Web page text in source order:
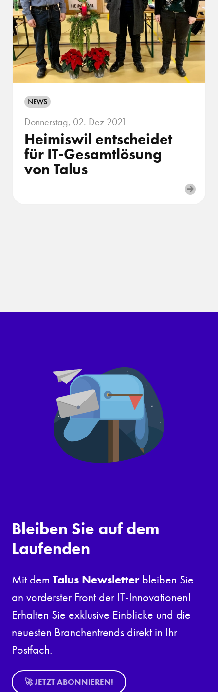
NEWS
Donnerstag, 02. Dez 2021
Heimiswil entscheidet
für IT-Gesamtlösung
von Talus
Bleiben Sie auf dem
Laufenden
Mit dem Talus Newsletter bleiben Sie
an vorderster Front der IT-Innovationen!
Erhalten Sie exklusive Einblicke und die
neuesten Branchentrends direkt in Ihr
Postfach.
🚀 JETZT ABONNIEREN!